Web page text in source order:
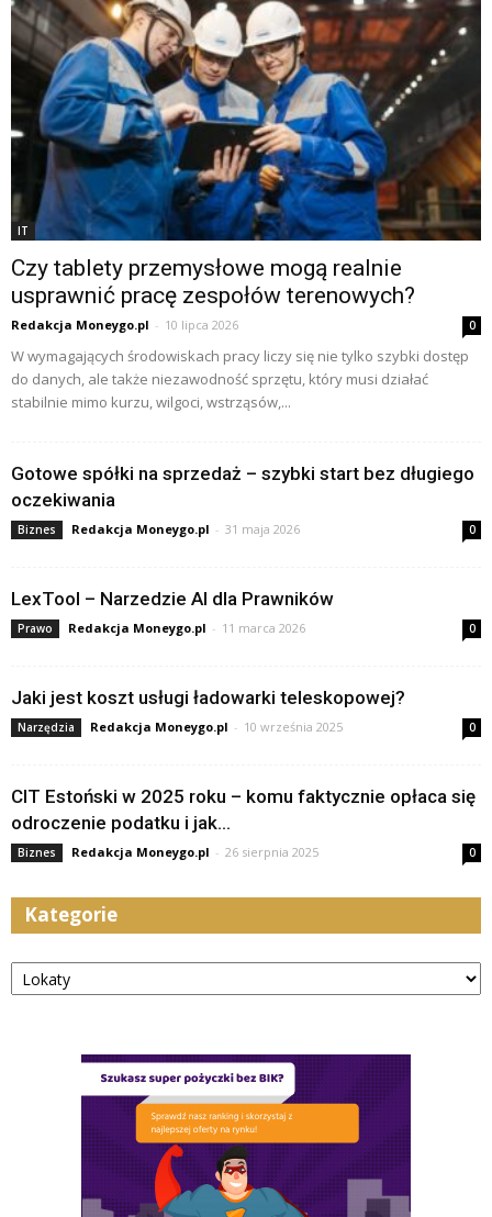
IT
Czy tablety przemysłowe mogą realnie
usprawnić pracę zespołów terenowych?
Redakcja Moneygo.pl - 10 lipca 2026 0
W wymagających środowiskach pracy liczy się nie tylko szybki dostęp
do danych, ale także niezawodność sprzętu, który musi działać
stabilnie mimo kurzu, wilgoci, wstrząsów,...
Gotowe spółki na sprzedaż – szybki start bez długiego
oczekiwania
Biznes Redakcja Moneygo.pl - 31 maja 2026 0
LexTool – Narzedzie AI dla Prawników
Prawo Redakcja Moneygo.pl - 11 marca 2026 0
Jaki jest koszt usługi ładowarki teleskopowej?
Narzędzia Redakcja Moneygo.pl - 10 września 2025 0
CIT Estoński w 2025 roku – komu faktycznie opłaca się
odroczenie podatku i jak...
Biznes Redakcja Moneygo.pl - 26 sierpnia 2025 0
Kategorie
Kategorie